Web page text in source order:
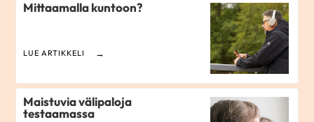
Mittaamalla kuntoon?
LUE ARTIKKELI
​Maistuvia välipaloja
testaamassa